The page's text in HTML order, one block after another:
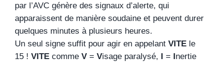
par l’AVC génère des signaux d’alerte, qui
apparaissent de manière soudaine et peuvent durer
quelques minutes à plusieurs heures.
Un seul signe suffit pour agir en appelant VITE le
15 ! VITE comme V = Visage paralysé, I = Inertie